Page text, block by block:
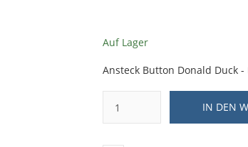
Auf Lager
Ansteck Button Donald Duck -